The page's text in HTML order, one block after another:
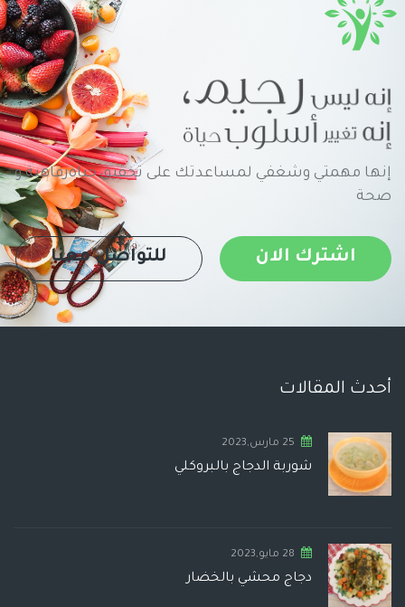
إنها مهمتي وشغفي لمساعدتك على تحقيق حياةرفاهية و
صحة
اشترك الان للتواصل معنا
أحدث المقالات
25 مارس,2023
شوربة الدجاج بالبروكلي
28 مايو,2023
دجاج محشي بالخضار